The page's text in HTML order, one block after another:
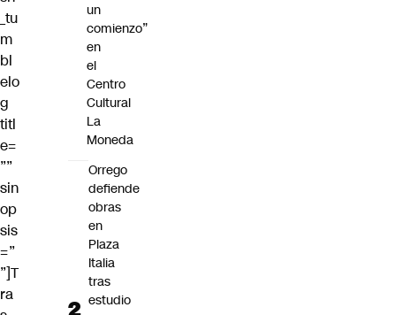
_tu
m
bl
elo
g
titl
e=
””
sin
op
sis
=”
”]T
ra
un
comienzo”
en
el
Centro
Cultural
La
Moneda
Orrego
defiende
obras
en
Plaza
Italia
tras
estudio